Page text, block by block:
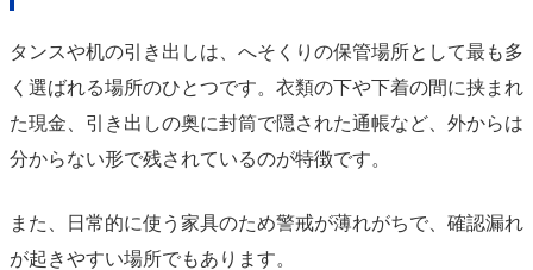
タンスや机の引き出しは、へそくりの保管場所として最も多
く選ばれる場所のひとつです。衣類の下や下着の間に挟まれ
た現金、引き出しの奥に封筒で隠された通帳など、外からは
分からない形で残されているのが特徴です。
また、日常的に使う家具のため警戒が薄れがちで、確認漏れ
が起きやすい場所でもあります。